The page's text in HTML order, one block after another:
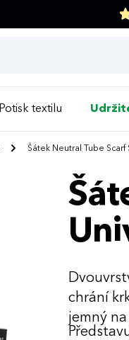
Potisk textilu
Šátek Neutral Tube
chrání
jemný